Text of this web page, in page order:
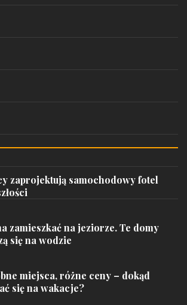
zaprojektują samochodowy fotel
zamieszkać na jeziorze. Te domy
się na wodzie
miejsca, różne ceny – dokąd
się na wakacje?